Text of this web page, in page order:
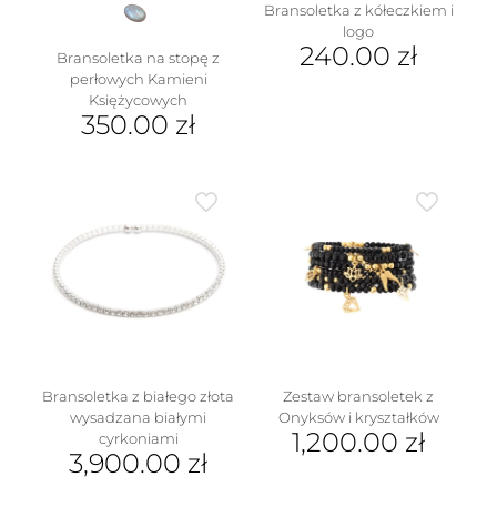
Bransoletka na stopę z
perłowych Kamieni
Księżycowych
350.00 zł
Bransoletka z kółeczkiem i
logo
240.00 zł
Bransoletka z białego złota
wysadzana białymi
cyrkoniami
3,900.00 zł
Zestaw bransoletek z
Onyksów i kryształków
1,200.00 zł